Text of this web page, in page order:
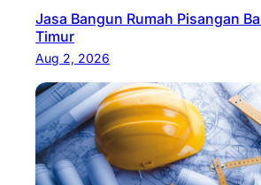
Jasa Bangun Rumah Pisangan
Timur
Aug 2, 2026